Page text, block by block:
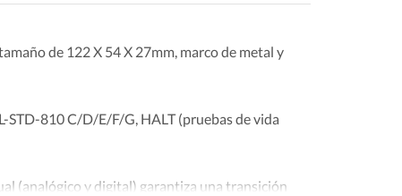
de 122 X 54 X 27mm, marco de metal y
STD-810 C/D/E/F/G, HALT (pruebas de vida
(analógico y digital) garantiza una transición